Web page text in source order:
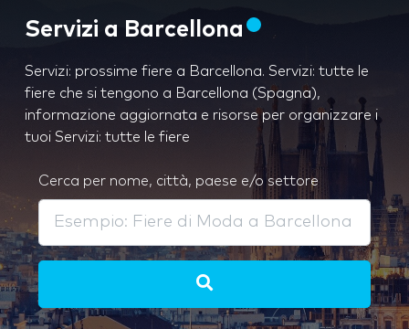
Servizi a Barcellona
Servizi: prossime fiere a Barcellona. Servizi: tutte le
fiere che si tengono a Barcellona (Spagna),
informazione aggiornata e risorse per organizzare i
tuoi Servizi: tutte le fiere
Cerca per nome, città, paese e/o settore